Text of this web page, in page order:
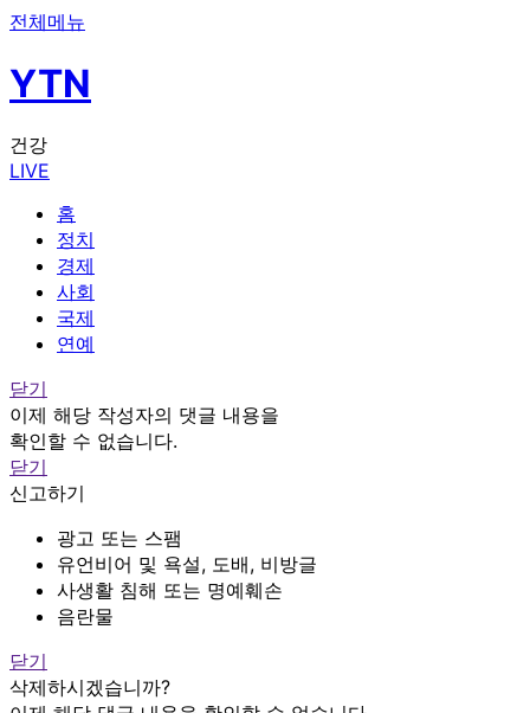
전체메뉴
YTN
건강
LIVE
홈
정치
경제
사회
국제
연예
닫기
이제 해당 작성자의 댓글 내용을
확인할 수 없습니다.
닫기
신고하기
광고 또는 스팸
유언비어 및 욕설, 도배, 비방글
사생활 침해 또는 명예훼손
음란물
닫기
삭제하시겠습니까?